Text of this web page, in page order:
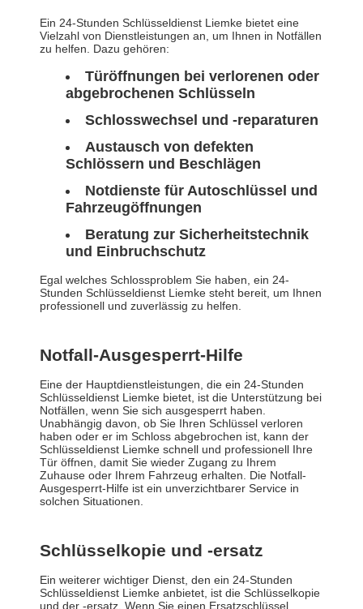
Ein 24-Stunden Schlüsseldienst Liemke bietet eine
Vielzahl von Dienstleistungen an, um Ihnen in Notfällen
zu helfen. Dazu gehören:
Türöffnungen bei verlorenen oder
abgebrochenen Schlüsseln
Schlosswechsel und -reparaturen
Austausch von defekten
Schlössern und Beschlägen
Notdienste für Autoschlüssel und
Fahrzeugöffnungen
Beratung zur Sicherheitstechnik
und Einbruchschutz
Egal welches Schlossproblem Sie haben, ein 24-
Stunden Schlüsseldienst Liemke steht bereit, um Ihnen
professionell und zuverlässig zu helfen.
Notfall-Ausgesperrt-Hilfe
Eine der Hauptdienstleistungen, die ein 24-Stunden
Schlüsseldienst Liemke bietet, ist die Unterstützung bei
Notfällen, wenn Sie sich ausgesperrt haben.
Unabhängig davon, ob Sie Ihren Schlüssel verloren
haben oder er im Schloss abgebrochen ist, kann der
Schlüsseldienst Liemke schnell und professionell Ihre
Tür öffnen, damit Sie wieder Zugang zu Ihrem
Zuhause oder Ihrem Fahrzeug erhalten. Die Notfall-
Ausgesperrt-Hilfe ist ein unverzichtbarer Service in
solchen Situationen.
Schlüsselkopie und -ersatz
Ein weiterer wichtiger Dienst, den ein 24-Stunden
Schlüsseldienst Liemke anbietet, ist die Schlüsselkopie
und der -ersatz. Wenn Sie einen Ersatzschlüssel